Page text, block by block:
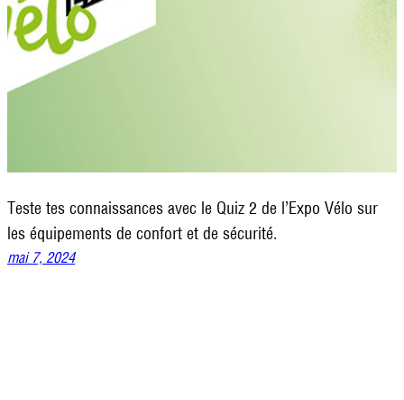
Teste tes connaissances avec le Quiz 2 de l’Expo Vélo sur
les équipements de confort et de sécurité.
mai 7, 2024